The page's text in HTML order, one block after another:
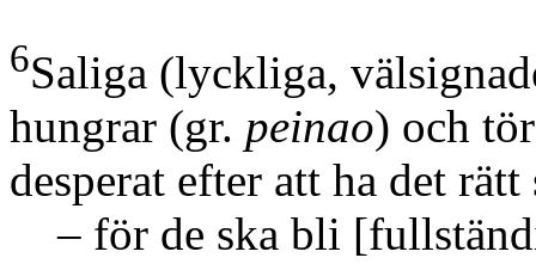
6Saliga (lyckliga,
hungrar (gr. peinao) och
desperat efter att ha det
– för de ska bli